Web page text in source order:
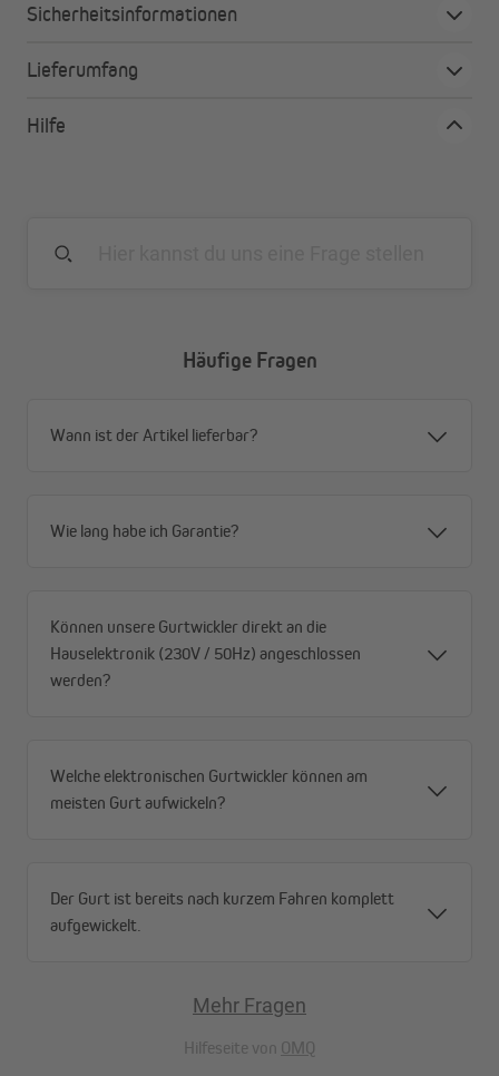
Sicherheitsinformationen
Lieferumfang
Hilfe
Häufige Fragen
Wann ist der Artikel lieferbar?
Wie lang habe ich Garantie?
Können unsere Gurtwickler direkt an die
Hauselektronik (230V / 50Hz) angeschlossen
werden?
Welche elektronischen Gurtwickler können am
meisten Gurt aufwickeln?
Der Gurt ist bereits nach kurzem Fahren komplett
aufgewickelt.
Mehr Fragen
Hilfeseite von OMQ